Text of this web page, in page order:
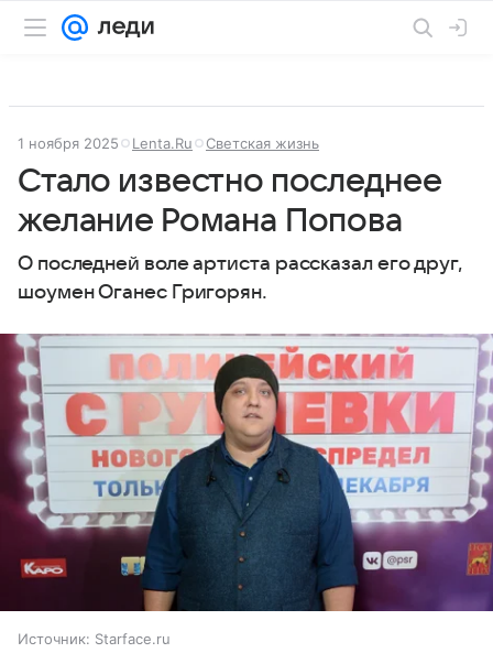
1 ноября 2025 Lenta.Ru Светская жизнь
Стало известно последнее
желание Романа Попова
О последней воле артиста рассказал его друг,
шоумен Оганес Григорян.
Источник: Starface.ru